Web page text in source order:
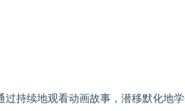
持续地观看动画故事，潜移默化地